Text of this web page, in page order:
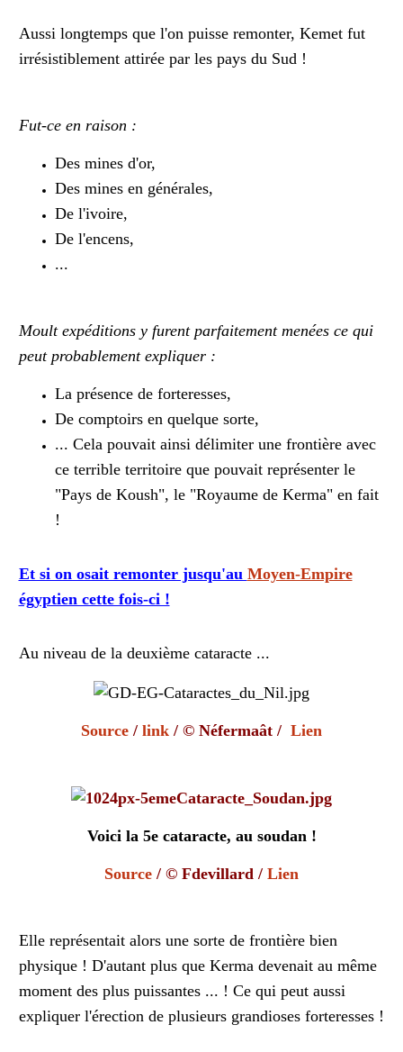
Aussi longtemps que l'on puisse remonter, Kemet fut
irrésistiblement attirée par les pays du Sud !
Fut-ce en raison :
Des mines d'or,
Des mines en générales,
De l'ivoire,
De l'encens,
...
Moult expéditions y furent parfaitement menées ce qui
peut probablement expliquer :
La présence de forteresses,
De comptoirs en quelque sorte,
... Cela pouvait ainsi délimiter une frontière avec
ce terrible territoire que pouvait représenter le
"Pays de Koush", le "Royaume de Kerma" en fait
!
Et si on osait remonter jusqu'au Moyen-Empire
égyptien cette fois-ci !
Au niveau de la deuxième cataracte ...
Source / link / © Néfermaât / Lien
Voici la 5e cataracte, au soudan !
Source / © Fdevillard / Lien
Elle représentait alors une sorte de frontière bien
physique ! D'autant plus que Kerma devenait au même
moment des plus puissantes ... ! Ce qui peut aussi
expliquer l'érection de plusieurs grandioses forteresses !